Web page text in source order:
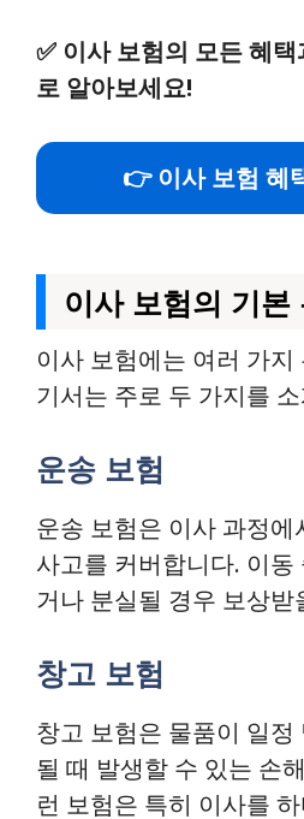
✅ 이사 보험의 모든 혜
로 알아보세요!
👉 이사 보험 혜
이사 보험의 기본
이사 보험에는 여러 가지
기서는 주로 두 가지를
운송 보험
운송 보험은 이사 과정에
사고를 커버합니다. 이동
거나 분실될 경우 보상받
창고 보험
창고 보험은 물품이 일
될 때 발생할 수 있는 손
런 보험은 특히 이사를